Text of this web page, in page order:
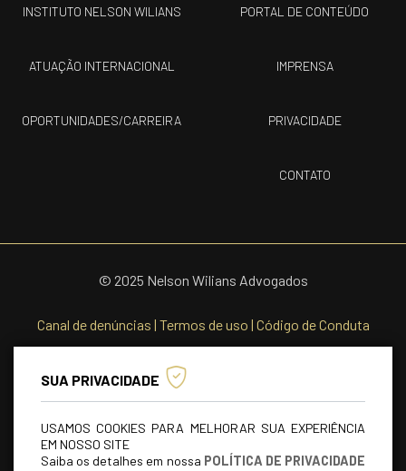
INSTITUTO NELSON WILIANS
ATUAÇÃO INTERNACIONAL
OPORTUNIDADES/CARREIRA
PORTAL DE CONTEÚDO
IMPRENSA
PRIVACIDADE
CONTATO
© 2025 Nelson Wilians Advogados
Canal de denúncias | Termos de uso | Código de Conduta
SUA PRIVACIDADE
USAMOS COOKIES PARA MELHORAR SUA EXPERIÊNCIA
EM NOSSO SITE
Saiba os detalhes em nossa POLÍTICA DE PRIVACIDADE